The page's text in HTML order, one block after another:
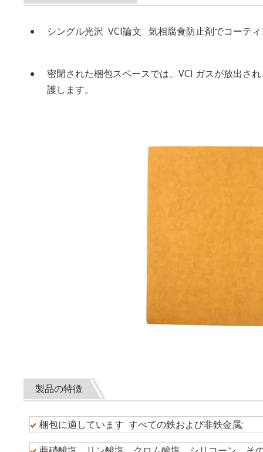
シングル光沢 VCI論文 気相腐食防止剤でコーテ
密閉された梱包スペースでは、VCI ガスが放出さ
護します。
製品の特徴
梱包に適しています すべての鉄および非鉄金属;